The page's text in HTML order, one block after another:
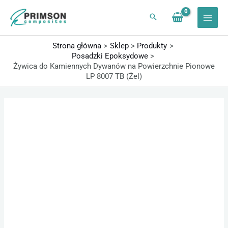
treści
Strona główna
Sklep
Produkty
Posadzki Epoksydowe
Żywica do Kamiennych Dywanów na Powierzchnie Pionowe
LP 8007 TB (Żel)